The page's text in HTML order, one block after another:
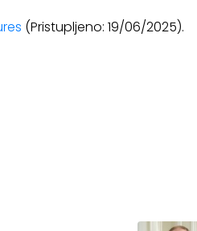
(Pristupljeno: 19/06/2025).